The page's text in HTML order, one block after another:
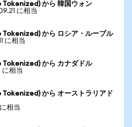
から 韓国ウォン
に相当
から ロシア・ルーブル
に相当
から カナダドル
に相当
から オーストラリアド
相当